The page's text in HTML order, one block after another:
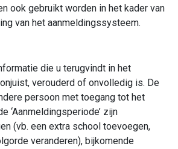
ook gebruikt worden in het kader van
van het aanmeldingssysteem.
die u terugvindt in het
verouderd of onvolledig is. De
persoon met toegang tot het
‘Aanmeldingsperiode’ zijn
(vb. een extra school toevoegen,
veranderen), bijkomende